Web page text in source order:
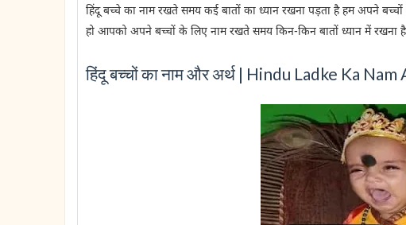
हिंदू बच्चे का नाम रखते समय कई बातों का ध्यान रखना पड़ता है हम अपने
हो आपको अपने बच्चों के लिए नाम रखते समय किन-किन बातों ध्यान में रखना
हिंदू बच्चों का नाम और अर्थ | Hindu Ladke Ka